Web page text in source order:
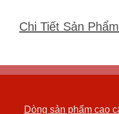
Chi Tiết Sản Phẩm
Dòng sản phẩm cao